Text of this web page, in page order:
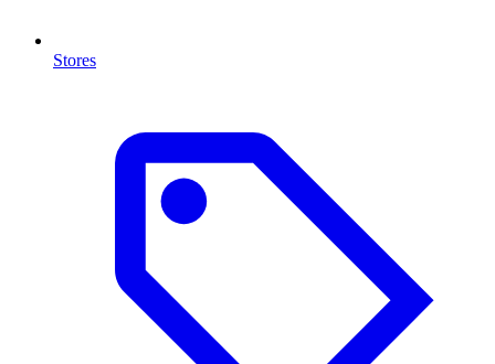
Stores